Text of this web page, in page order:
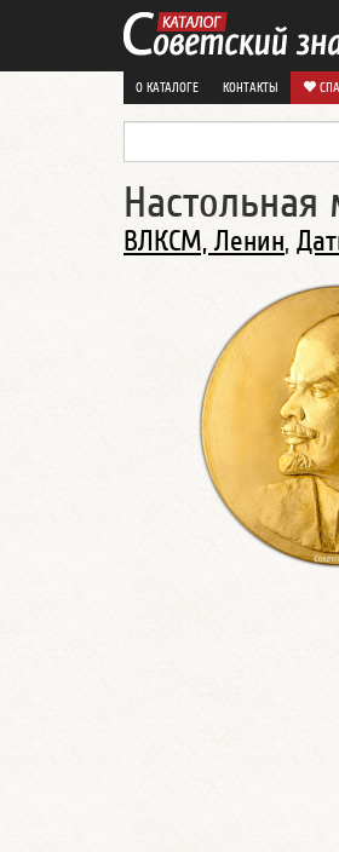
О КАТАЛОГЕ КОНТАКТЫ
Настольная
ВЛКСМ, Ленин,